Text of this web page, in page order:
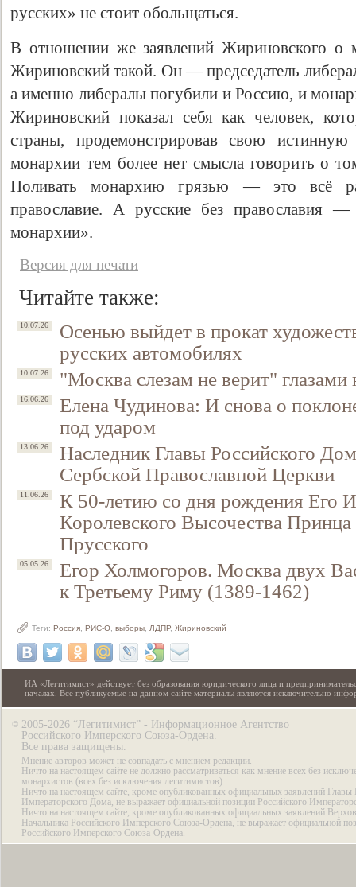
русских» не стоит обольщаться.
В отношении же заявлений Жириновского о
Жириновский такой. Он — председатель
а именно либералы погубили и Россию, и
Жириновский показал себя как человек,
страны, продемонстрировав свою
монархии тем более нет смысла говорить о
Поливать монархию грязью — это всё
православие. А русские без православия
монархии».
Версия для печати
Читайте также:
10.07.26
Осенью выйдет в прокат
русских автомобилях
10.07.26 "Москва слезам не верит" глазами
16.06.26
Елена Чудинова: И снова о
под ударом
13.06.26
Наследник Главы Российского
Сербской Православной Церкви
11.06.26
К 50-летию со дня рождения Его
Королевского Высочества
Прусского
05.05.26
Егор Холмогоров. Москва двух
к Третьему Риму (1389-1462)
Теги: Россия РИС-О выборы ЛДПР, Жириновский
ИА «Легитимист» действует без образования юридического лица и
началах. Все публикуемые на данном сайте материалы являются исключительно
© 2005-2026 “Легитимист” - Информационное Агентство
Российского Имперского Союза-Ордена.
Все права защищены.
Мнение авторов может не совпадать с мнением редакции.
Ничто на настоящем сайте не должно рассматриваться как мнение всех без
монархистов (всех без исключения легитимистов).
Ничто на настоящем сайте, кроме опубликованных официальных заявлений Главы
Императорского Дома, не выражает официальной позиции Российского
Ничто на настоящем сайте, кроме опубликованных официальных заявлений
Начальника Российского Имперского Союза-Ордена, не выражает официальной
Российского Имперского Союза-Ордена.